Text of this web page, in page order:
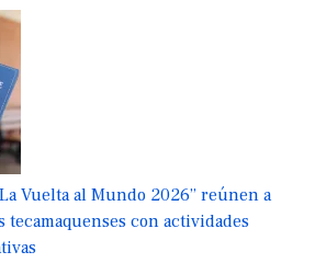
Vuelta al Mundo 2026” reúnen a
tecamaquenses con actividades